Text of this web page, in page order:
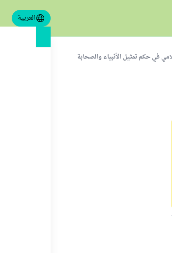
العربية
في حكم تمثيل الأنبياء والصحابة